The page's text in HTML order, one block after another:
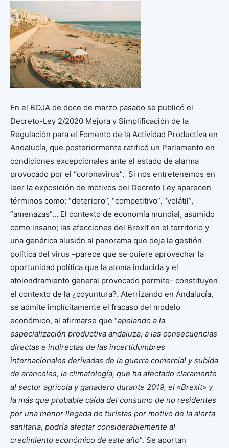
En el BOJA de doce de marzo pasado se publicó el
Decreto-Ley 2/2020 Mejora y Simplificación de la
Regulación para el Fomento de la Actividad Productiva en
Andalucía, que posteriormente ratificó un Parlamento en
condiciones excepcionales ante el estado de alarma
provocado por el “coronavirus”. Si nos entretenemos en
leer la exposición de motivos del Decreto Ley aparecen
términos como: “deterioro”, “competitivo”, “volátil”,
“amenazas”… El contexto de economía mundial, asumido
como insano; las afecciones del Brexit en el territorio y
una genérica alusión al panorama que deja la gestión
política del virus –parece que se quiere aprovechar la
oportunidad política que la atonía inducida y el
atolondramiento general provocado permite- constituyen
el contexto de la ¿coyuntura?. Aterrizando en Andalucía,
se admite implícitamente el fracaso del modelo
económico, al afirmarse que “apelando a la
especialización productiva andaluza, a las consecuencias
directas e indirectas de las incertidumbres
internacionales derivadas de la guerra comercial y subida
de aranceles, la climatología, que ha afectado claramente
al sector agrícola y ganadero durante 2019, el «Brexit» y
la más que probable caída del consumo de no residentes
por una menor llegada de turistas por motivo de la alerta
sanitaria, podría afectar considerablemente al
crecimiento económico de este año”. Se aportan